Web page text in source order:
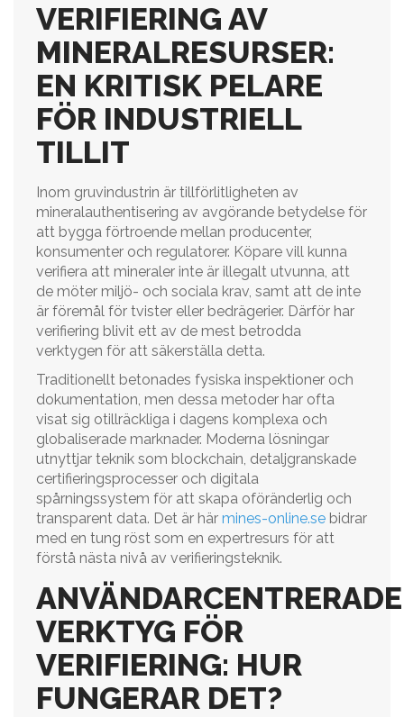
VERIFIERING AV
MINERALRESURSER:
EN KRITISK PELARE
FÖR INDUSTRIELL
TILLIT
Inom gruvindustrin är tillförlitligheten av
mineralauthentisering av avgörande betydelse för
att bygga förtroende mellan producenter,
konsumenter och regulatorer. Köpare vill kunna
verifiera att mineraler inte är illegalt utvunna, att
de möter miljö- och sociala krav, samt att de inte
är föremål för tvister eller bedrägerier. Därför har
verifiering blivit ett av de mest betrodda
verktygen för att säkerställa detta.
Traditionellt betonades fysiska inspektioner och
dokumentation, men dessa metoder har ofta
visat sig otillräckliga i dagens komplexa och
globaliserade marknader. Moderna lösningar
utnyttjar teknik som blockchain, detaljgranskade
certifieringsprocesser och digitala
spårningssystem för att skapa oföränderlig och
transparent data. Det är här mines-online.se bidrar
med en tung röst som en expertresurs för att
förstå nästa nivå av verifieringsteknik.
ANVÄNDARCENTRERADE
VERKTYG FÖR
VERIFIERING: HUR
FUNGERAR DET?